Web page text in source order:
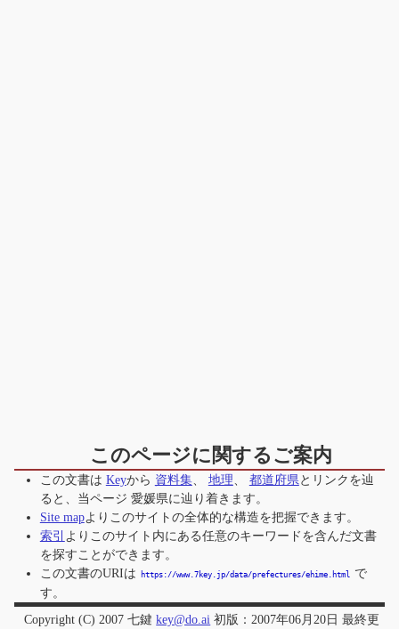
このページに関するご案内
この文書は Keyから 資料集、 地理 都道府県とリンクを辿
ると、当ページ 愛媛県に辿り着きます。
Site mapよりこのサイトの全体的な構造を把握できます。
索引 よりこのサイト内にある任意のキーワードを含んだ文書
を探すことができます。
この文書のURIは
https://www.7key.jp/data/prefectures/ehime.html
で
す。
Copyright (C) 2007 七鍵key@do.ai 初版：2007年06月20日 最終更